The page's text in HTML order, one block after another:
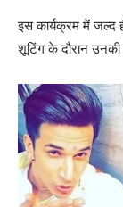
इस कार्यक्रम में जल्द
शूटिंग के दौरान उनकी